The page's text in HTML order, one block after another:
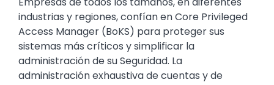
industrias y regiones, confían en Core Privileged
Access Manager (BoKS) para proteger sus
sistemas más críticos y simplificar la
administración de su Seguridad. La
administración exhaustiva de cuentas y de